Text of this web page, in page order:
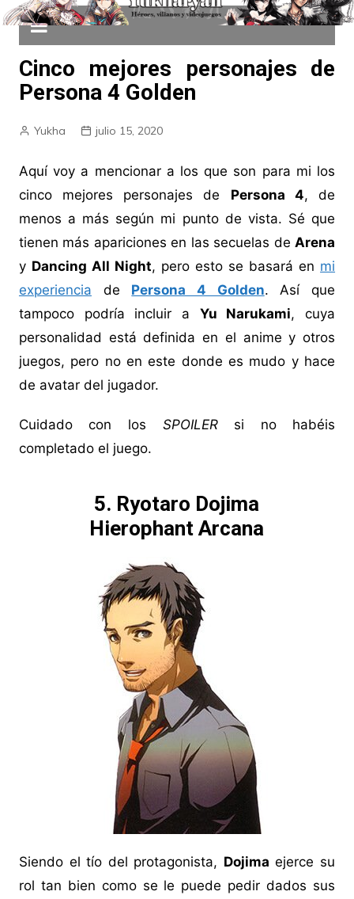
Cinco mejores personajes de
Persona 4 Golden
Yukha julio 15, 2020
Aquí voy a mencionar a los que son para mi los
cinco mejores personajes de Persona 4, de
menos a más según mi punto de vista. Sé que
tienen más apariciones en las secuelas deArena
y Dancing All Night, pero esto se basará en mi
experiencia de Persona 4 Golden. Así que
tampoco podría incluir a Yu Narukami, cuya
personalidad está definida en el anime y otros
juegos, pero no en este donde es mudo y hace
de avatar del jugador.
Cuidado con los SPOILERsi no habéis
completado el juego.
5. Ryotaro Dojima
Hierophant Arcana
Siendo el tío del protagonista, Dojima ejerce su
rol tan bien como se le puede pedir dados sus